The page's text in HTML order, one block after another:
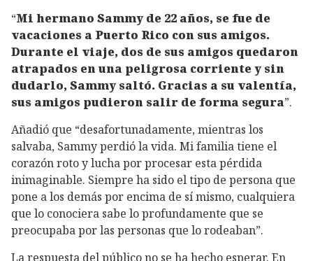
“Mi hermano Sammy de 22 años, se fue de
vacaciones a Puerto Rico con sus amigos.
Durante el viaje, dos de sus amigos quedaron
atrapados en una peligrosa corriente y sin
dudarlo, Sammy saltó. Gracias a su valentía,
sus amigos pudieron salir de forma segura”.
Añadió que “desafortunadamente, mientras los
salvaba, Sammy perdió la vida. Mi familia tiene el
corazón roto y lucha por procesar esta pérdida
inimaginable. Siempre ha sido el tipo de persona que
pone a los demás por encima de sí mismo, cualquiera
que lo conociera sabe lo profundamente que se
preocupaba por las personas que lo rodeaban”.
La respuesta del público no se ha hecho esperar. En